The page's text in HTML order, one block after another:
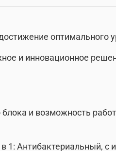
оптимального
и инновационное
и возможность
Антибактериальный, c